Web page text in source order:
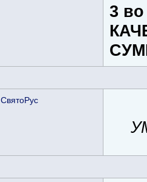
3
СвятоРус